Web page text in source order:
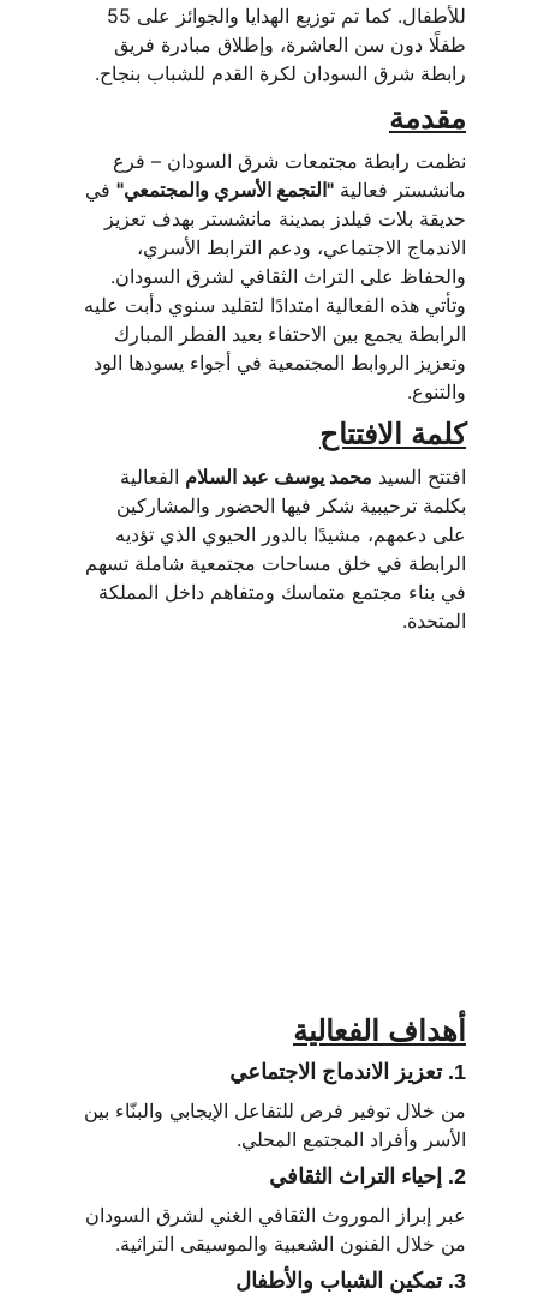
طفلًا دون سن العاشرة، وإطلاق مبادرة فريق
رابطة شرق السودان لكرة القدم للشباب بنجاح.
مقدمة
نظمت رابطة مجتمعات شرق السودان – فرع
مانشستر فعالية "التجمع الأسري والمجتمعي" في
حديقة بلات فيلدز بمدينة مانشستر بهدف تعزيز
الاندماج الاجتماعي، ودعم الترابط الأسري،
والحفاظ على التراث الثقافي لشرق السودان.
وتأتي هذه الفعالية امتدادًا لتقليد سنوي دأبت عليه
الرابطة يجمع بين الاحتفاء بعيد الفطر المبارك
وتعزيز الروابط المجتمعية في أجواء يسودها الود
والتنوع.
كلمة الافتتاح
افتتح السيد محمد يوسف عبد السلام الفعالية
بكلمة ترحيبية شكر فيها الحضور والمشاركين
على دعمهم، مشيدًا بالدور الحيوي الذي تؤديه
الرابطة في خلق مساحات مجتمعية شاملة تسهم
في بناء مجتمع متماسك ومتفاهم داخل المملكة
المتحدة.
أهداف الفعالية
1. تعزيز الاندماج الاجتماعي
من خلال توفير فرص للتفاعل الإيجابي والبنّاء بين
الأسر وأفراد المجتمع المحلي.
2. إحياء التراث الثقافي
عبر إبراز الموروث الثقافي الغني لشرق السودان
من خلال الفنون الشعبية والموسيقى التراثية.
3. تمكين الشباب والأطفال